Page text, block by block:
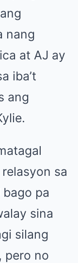
nang
at AJ ay
iba’t
ang
sa
pa
sina
silang
pero no